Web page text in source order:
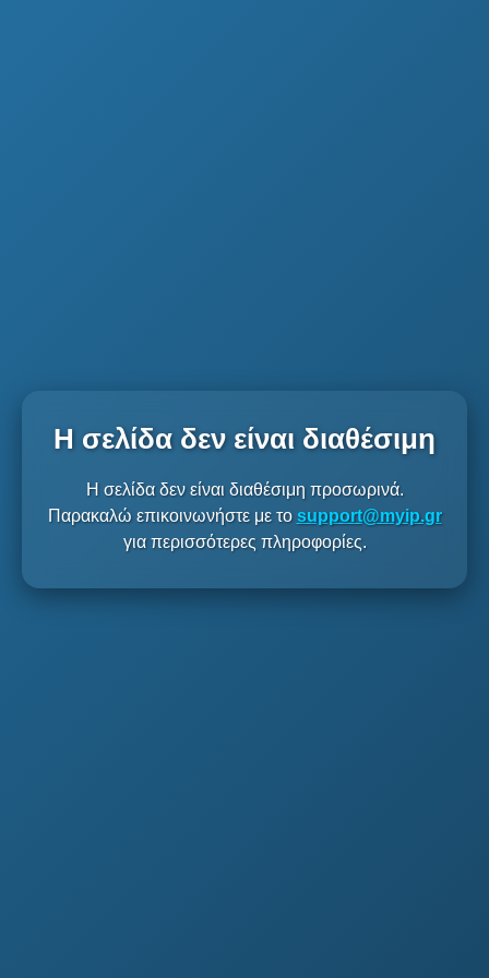
Η σελίδα δεν είναι διαθέσιμη
Η σελίδα δεν είναι διαθέσιμη προσωρινά.
Παρακαλώ επικοινωνήστε με το support@myip.gr
για περισσότερες πληροφορίες.